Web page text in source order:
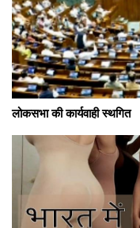
लोकसभा की कार्यवाही स्थगित